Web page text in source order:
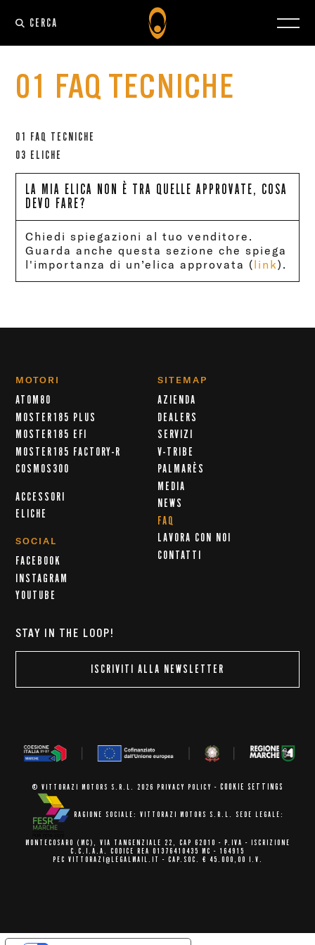
CERCA
01 FAQ TECNICHE
01 FAQ TECNICHE
03 ELICHE
LA MIA ELICA NON È TRA QUELLE APPROVATE, COSA
DEVO FARE?
Chiedi spiegazioni al tuo venditore.
Guarda anche questa sezione che spiega
l'importanza di un’elica approvata (link).
MOTORI
ATOM80
MOSTER185 PLUS
MOSTER185 EFI
MOSTER185 FACTORY-R
COSMOS300
ACCESSORI
ELICHE
SOCIAL
FACEBOOK
INSTAGRAM
YOUTUBE
SITEMAP
AZIENDA
DEALERS
SERVIZI
V-TRIBE
PALMARÈS
MEDIA
NEWS
FAQ
LAVORA CON NOI
CONTATTI
STAY IN THE LOOP!
ISCRIVITI ALLA NEWSLETTER
© VITTORAZI MOTORS S.R.L. 2026 PRIVACY POLICY - COOKIE SETTINGS
RAGIONE SOCIALE: VITTORAZI MOTORS S.R.L. SEDE LEGALE:
MONTECOSARO (MC), VIA TANGENZIALE 22, CAP 62010 - P.IVA - ISCRIZIONE
C.C.I.A.A. CODICE REA 01376410435 MC - 164915
PEC VITTORAZI@LEGALMAIL.IT - CAP.SOC. € 45.000,00 I.V.